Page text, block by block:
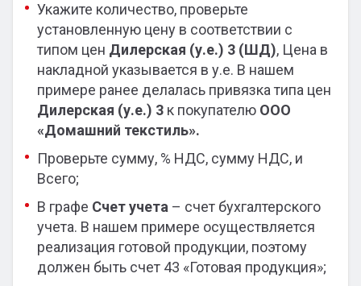
Укажите количество, проверьте
установленную цену в соответствии с
типом цен Дилерская (у.е.) 3 (ШД), Цена в
накладной указывается в у.е. В нашем
примере ранее делалась привязка типа цен
Дилерская (у.е.) 3 к покупателю ООО
«Домашний текстиль».
Проверьте сумму, % НДС, сумму НДС, и
Всего;
В графе Счет учета – счет бухгалтерского
учета. В нашем примере осуществляется
реализация готовой продукции, поэтому
должен быть счет 43 «Готовая продукция»;